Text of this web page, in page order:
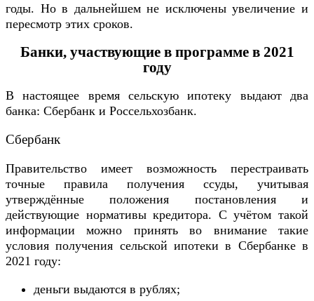
годы. Но в дальнейшем не исключены увеличение и
пересмотр этих сроков.
Банки, участвующие в программе в 2021
году
В настоящее время сельскую ипотеку выдают два
банка: Сбербанк и Россельхозбанк.
Сбербанк
Правительство имеет возможность перестраивать
точные правила получения ссуды, учитывая
утверждённые положения постановления и
действующие нормативы кредитора. С учётом такой
информации можно принять во внимание такие
условия получения сельской ипотеки в Сбербанке в
2021 году:
деньги выдаются в рублях;